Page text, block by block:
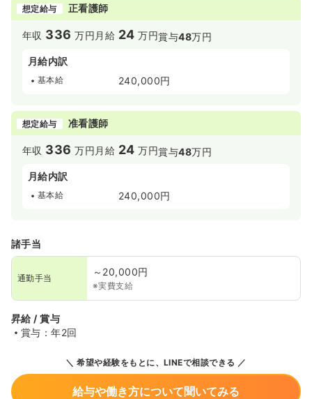
想定給与 正看護師
年収 336 万円 月給 24 万円賞与48万円
月給内訳
基本給 240,000円
想定給与 准看護師
年収 336 万円 月給 24 万円賞与48万円
月給内訳
基本給 240,000円
諸手当
通勤手当
～20,000円
※実費支給
昇給 / 賞与
賞与：年2回
希望や経験をもとに、LINEで相談できる
給与や働き方について聞いてみる